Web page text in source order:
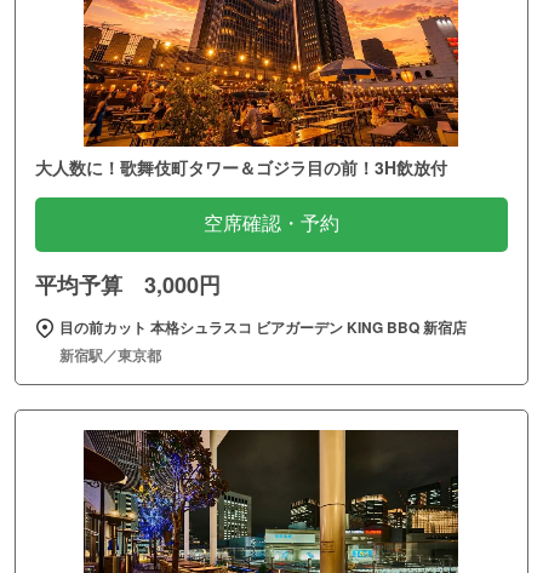
大人数に！歌舞伎町タワー＆ゴジラ目の前！3H飲放付
空席確認・予約
平均予算 3,000円
目の前カット 本格シュラスコ ビアガーデン KING BBQ 新宿店
新宿駅／東京都